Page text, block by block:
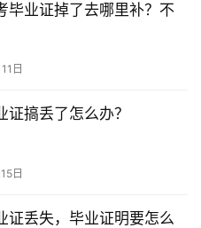
毕业证掉了去哪里补？不
日
证搞丢了怎么办？
日
证丢失，毕业证明要怎么